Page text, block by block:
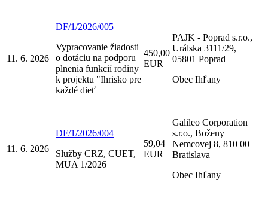
11. 6. 2026
DF/1/2026/005
Vypracovanie žiadosti
o dotáciu na podporu
plnenia funkcií rodiny
k projektu "Ihrisko pre
každé dieť
450,00
EUR
PAJK - Poprad s.r.o.,
Urálska 3111/29,
05801 Poprad
Obec Ihľany
11. 6. 2026
DF/1/2026/004
Služby CRZ, CUET,
MUA 1/2026
59,04
EUR
Galileo Corporation
s.r.o., Boženy
Nemcovej 8, 810 00
Bratislava
Obec Ihľany